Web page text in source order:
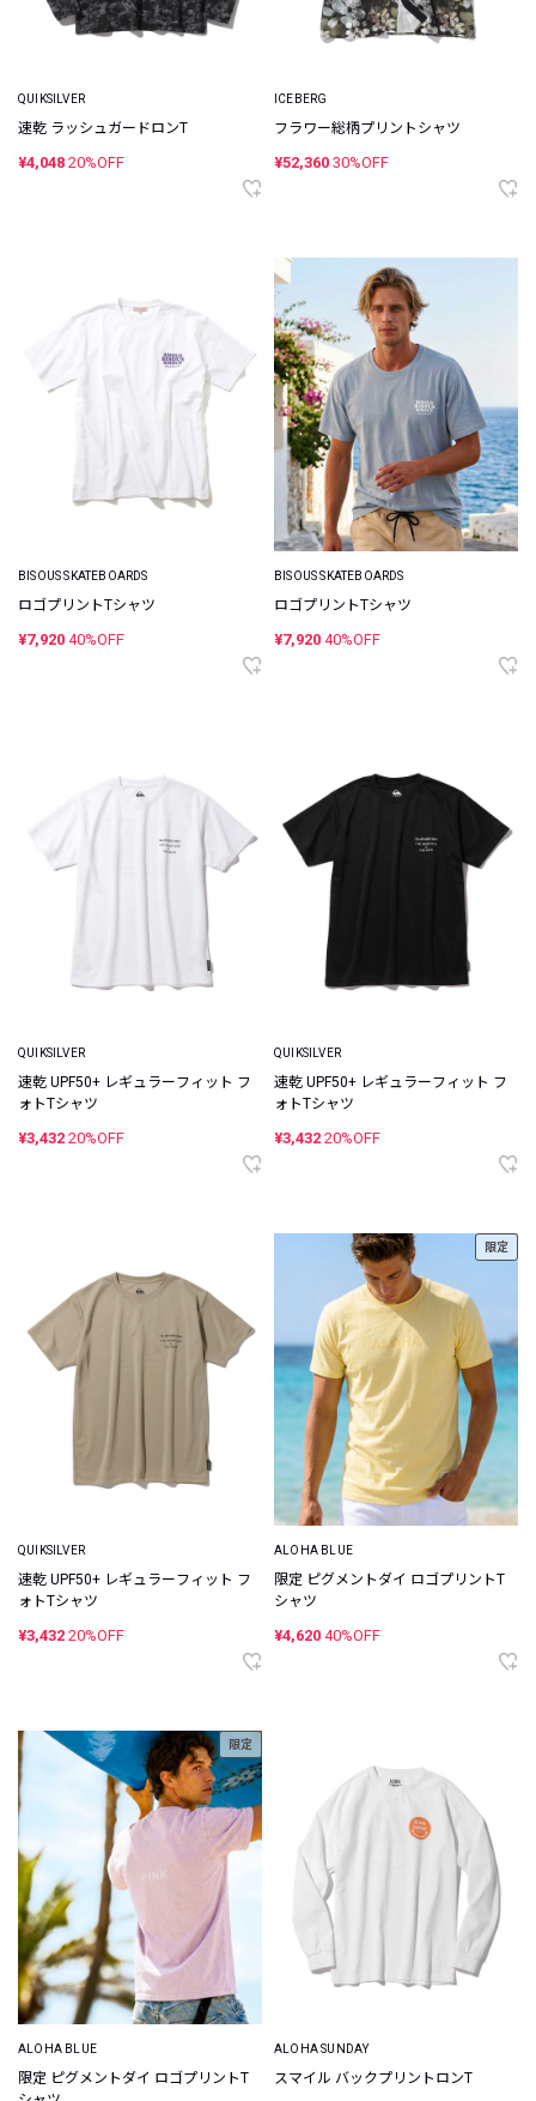
QUIKSILVER
速乾 ラッシュガードロンT
¥4,048 20%OFF
ICEBERG
フラワー総柄プリントシャツ
¥52,360 30%OFF
BISOUS SKATEBOARDS
ロゴプリントTシャツ
¥7,920 40%OFF
BISOUS SKATEBOARDS
ロゴプリントTシャツ
¥7,920 40%OFF
QUIKSILVER
速乾 UPF50+ レギュラーフィット フ
ォトTシャツ
¥3,432 20%OFF
QUIKSILVER
速乾 UPF50+ レギュラーフィット フ
ォトTシャツ
¥3,432 20%OFF
QUIKSILVER
速乾 UPF50+ レギュラーフィット フ
ォトTシャツ
¥3,432 20%OFF
限定
ALOHA BLUE
限定 ピグメントダイ ロゴプリントT
シャツ
¥4,620 40%OFF
限定
ALOHA BLUE
限定 ピグメントダイ ロゴプリントT
ALOHA SUNDAY
スマイル バックプリントロンT